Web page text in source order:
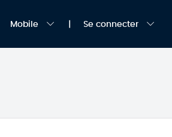
Mobile Se connecter